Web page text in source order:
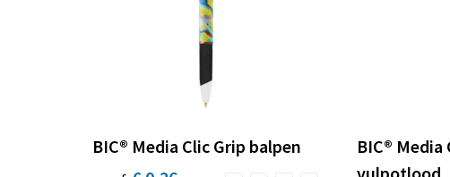
BIC® Media Clic Grip balpen
BIC® Media